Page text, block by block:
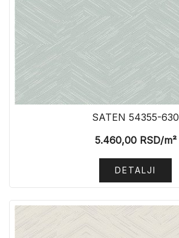
SATEN 54355-630
5.460,00RSD/m²
DETALJI